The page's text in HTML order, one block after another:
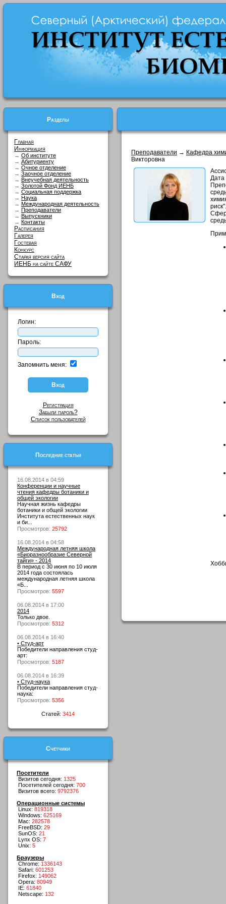
Разделы
Главная
Информация
→ Об институте
→ Абитуриенту
→ Очное отделение
→ Заочное отделение
→ Внеучебная деятельность
→ Золотой Фонд ИЕНБ
→ Социальная поддержка
→ Наука
→ Международная деятельность
→ Преподаватели
→ Выпускники
→ Контакты
Расписания
Галерея
Гостевая
Конкурс
Старая версия сайта
ИЕНБ на сайте САФУ
Вход
Логин:
Пароль:
Запомнить меня:
Регистрация
Забыли пароль?
Список пользователей
Последние статьи
16.08.2014 в 04:59
Конференции и научные
чтения кафедры ботаники и
общей экологии
Научная жизнь кафедры
ботаники и общей экологии
Института естественных наук
и би...
Просмотров: 25792
16.08.2014 в 04:58
Международная летняя школа
«Биоразнообразие Северной
тайги» - 2014
В период с 30 июня по 10 июля
2014 года состоялась
международная летняя школа
«Б...
Просмотров: 5597
06.08.2014 в 17:00
2014
Только двое.
Просмотров: 5312
06.08.2014 в 16:40
• Студ-арт
Победители направления студ-
арт:
Просмотров: 5187
06.08.2014 в 16:39
• Студ-наука
Победители направления студ-
наука:
Просмотров: 5356
Статей: 3414
Счетчики
Посетители
Визитов сегодня: 1325
Посетителей сегодня: 700
Визитов всего: 9792376
Операционные системы
Linux: 819318
Windows: 625169
Mac: 282578
FreeBSD: 29
SunOS: 21
Lynx OS: 7
Unix: 5
Браузеры
Chrome: 1336143
Safari: 601253
Firefox: 149062
Opera: 80949
IE: 61840
Netscape: 132
Преподаватели → Кафедра
Викторовна
Дата
риск".